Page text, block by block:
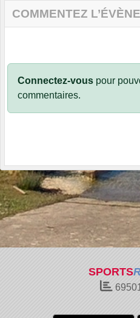
COMMENTEZ
Connectez-vous pour
commentaires.
SPORTS